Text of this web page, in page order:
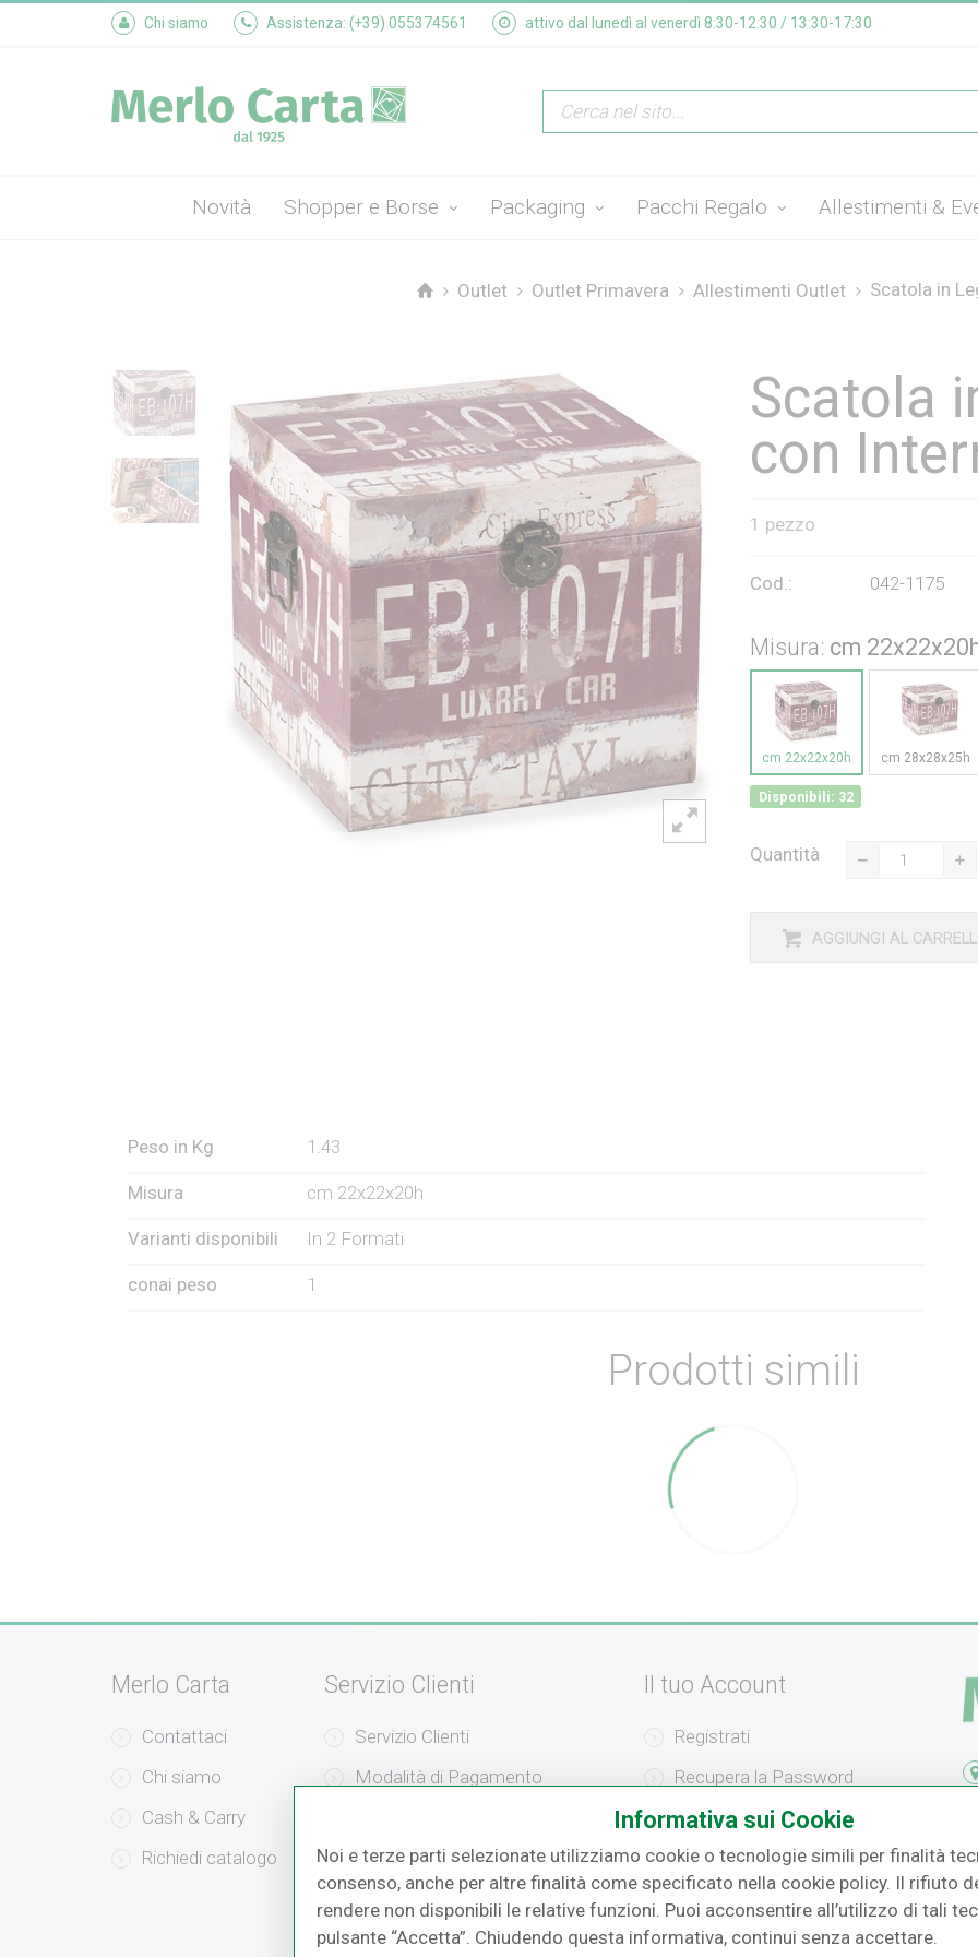
Chi siamo Assistenza: (+39) 055374561 attivo dal lunedì al venerdì 8:30-12:30 / 13:30-17:30
Novità Shopper e Borse Packaging Pacchi Regalo Allestimenti &
Outlet Outlet Primavera Allestimenti Outlet Scatola in
Scatola
con
1 pezzo
Cod.: 042-1175
Misura: cm
cm 22x22x20h cm 28x28x25h
Disponibili: 32
Quantità
AGGIUNGI AL
Peso in Kg 1.43
Misura cm 22x22x20h
Varianti disponibili In 2 Formati
conai peso 1
Prodotti simili
Merlo Carta
Contattaci
Chi siamo
Cash & Carry
Richiedi catalogo
Servizio Clienti
Servizio Clienti
Modalità di Pagamento
Resi e Recessi
Il tuo Account
Registrati
Recupera la Password
Effettua un Reso
o
Informativa sui Cookie
Noi e terze parti selezionate utilizziamo cookie o tecnologie simili per finalità
consenso, anche per altre finalità come specificato nella cookie policy. Il rifiuto
rendere non disponibili le relative funzioni. Puoi acconsentire all’utilizzo di tali
pulsante “Accetta”. Chiudendo questa informativa, continui senza accettare.